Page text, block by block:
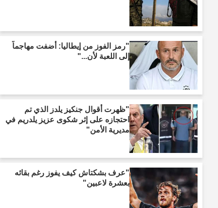
"رمز الفوز من إيطاليا: أضفت مهاجماً
إلى اللعبة لأن..."
"ظهرت أقوال جنكيز يلدز الذي تم
احتجازه على إثر شكوى عزيز يلدريم في
مديرية الأمن"
"عرف بشكتاش كيف يفوز رغم بقائه
بعشرة لاعبين"